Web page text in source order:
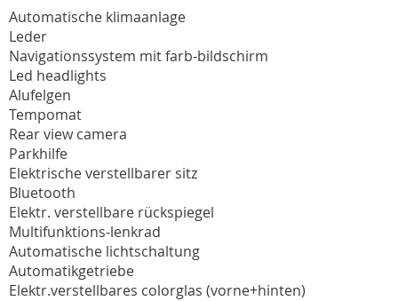
Automatische klimaanlage
Leder
Navigationssystem mit farb-bildschirm
Led headlights
Alufelgen
Tempomat
Rear view camera
Parkhilfe
Elektrische verstellbarer sitz
Bluetooth
Elektr. verstellbare rückspiegel
Multifunktions-lenkrad
Automatische lichtschaltung
Automatikgetriebe
Elektr.verstellbares colorglas (vorne+hinten)